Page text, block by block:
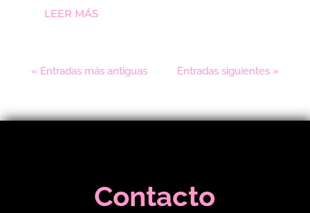
LEER MÁS
« Entradas más antiguas Entradas siguientes »
Contacto